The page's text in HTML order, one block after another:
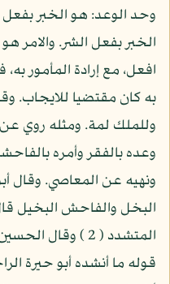
وحد الوعد: هو الخبر بفعل
الخبر بفعل الشر. والامر
افعل، مع إرادة المأمور
به كان مقتضيا للايجاب.
وللملك لمة. ومثله روي
وعده بالفقر وأمره
ونهيه عن المعاصي. وقال
البخل والفاحش البخيل
المتشدد ( 2 )
قوله ما أنشده أبو حيرة